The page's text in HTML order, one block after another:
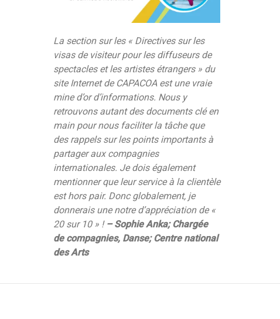
La section sur les « Directives sur les
visas de visiteur pour les diffuseurs de
spectacles et les artistes étrangers » du
site Internet de CAPACOA est une vraie
mine d’or d’informations. Nous y
retrouvons autant des documents clé en
main pour nous faciliter la tâche que
des rappels sur les points importants à
partager aux compagnies
internationales. Je dois également
mentionner que leur service à la clientèle
est hors pair. Donc globalement, je
donnerais une notre d’appréciation de «
20 sur 10 » ! – Sophie Anka; Chargée
de compagnies, Danse; Centre national
des Arts